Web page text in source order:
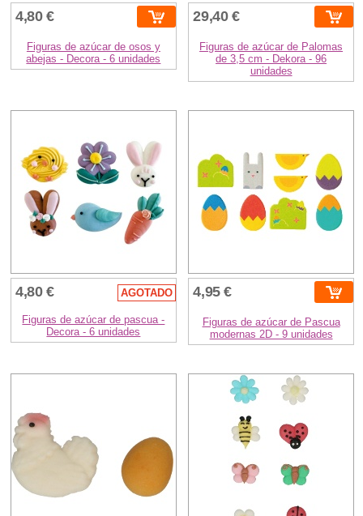
4,80 €
Figuras de azúcar de osos y
abejas - Decora - 6 unidades
29,40 €
Figuras de azúcar de Palomas
de 3,5 cm - Dekora - 96
unidades
4,80 € AGOTADO
Figuras de azúcar de pascua -
Decora - 6 unidades
4,95 €
Figuras de azúcar de Pascua
modernas 2D - 9 unidades